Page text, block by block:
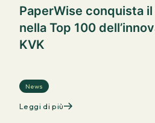
PaperWise conquista
nella Top 100
KVK
News
Leggi di più